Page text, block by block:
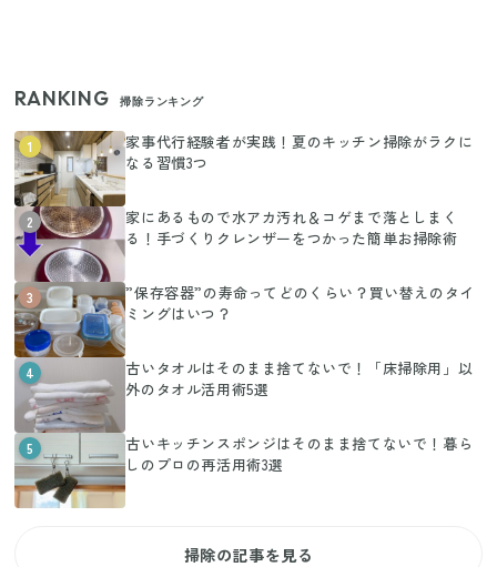
RANKING 掃除ランキング
1
家事代行経験者が実践！夏のキッチン掃除がラクに
なる習慣3つ
2
家にあるもので水アカ汚れ＆コゲまで落としまく
る！手づくりクレンザーをつかった簡単お掃除術
3
”保存容器”の寿命ってどのくらい？買い替えのタイ
ミングはいつ？
4
古いタオルはそのまま捨てないで！「床掃除用」以
外のタオル活用術5選
5
古いキッチンスポンジはそのまま捨てないで！暮ら
しのプロの再活用術3選
掃除の記事を見る